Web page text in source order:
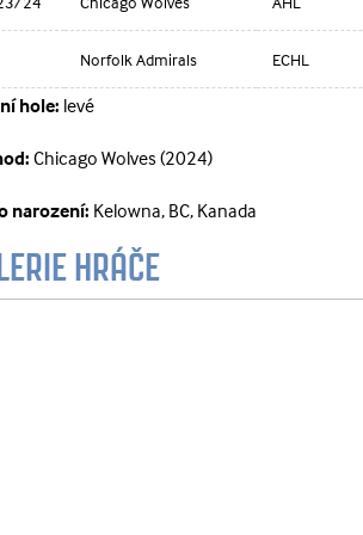
Norfolk Admirals ECHL
hole: levé
Chicago Wolves (2024)
narození: Kelowna, BC, Kanada
HRÁČE